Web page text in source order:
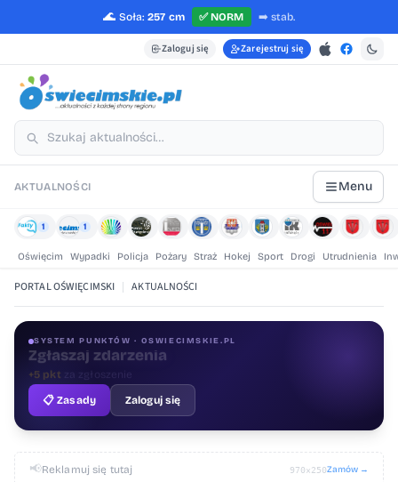
🌊 Soła: 257 cm ✅NORM ➡️ stab.
Zaloguj się Zarejestruj się
AKTUALNOŚCI Menu
1 1
Oświęcim Wypadki Policja Pożary Straż Hokej Sport Drogi Utrudnienia
PORTAL OŚWIĘCIMSKI | AKTUALNOŚCI
SYSTEM PUNKTÓW · OSWIECIMSKIE.PL
Oceniaj treści
+1 pktza ocenę
📋 Zasady
Zaloguj się
📢Reklamuj się tutaj 970×250Zamów →